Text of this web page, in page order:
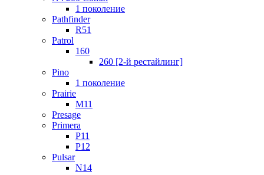
1 поколение
Pathfinder
R51
Patrol
160
260 [2-й рестайлинг]
Pino
1 поколение
Prairie
M11
Presage
Primera
P11
P12
Pulsar
N14